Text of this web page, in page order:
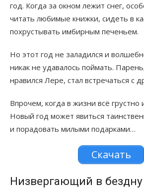
год. Когда за окном лежит снег,
читать любимые книжки, сидеть в
похрустывать имбирным печеньем.
Но этот год не заладился и
никак не удавалось поймать.
нравился Лере, стал встречаться с
Впрочем, когда в жизни всё
Новый год может явиться
и порадовать милыми подарками…
Скачать
Низвергающий в бездну